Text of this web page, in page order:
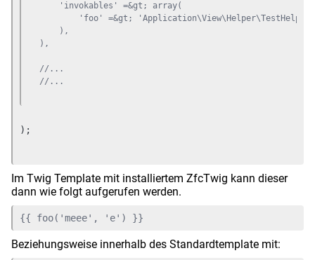
    'invokables' =&gt; array(
        'foo' =&gt; 'Application\View\Helper\TestHelper'
    ),
),
//...
//...
);
Im Twig Template mit installiertem ZfcTwig kann dieser
dann wie folgt aufgerufen werden.
{{ foo('meee', 'e') }}
Beziehungsweise innerhalb des Standardtemplate mit: